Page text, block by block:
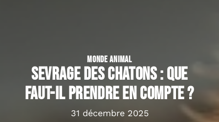
MONDE ANIMAL
Sevrage des chatons : que
faut-il prendre en compte ?
31 décembre 2025